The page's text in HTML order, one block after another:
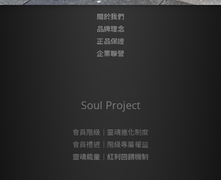
關於我們
品牌理念
正品保證
企業聯營
Soul Project
會員階級｜靈魂進化制度
會員禮遇｜階級專屬權益
靈魂能量｜紅利回饋機制